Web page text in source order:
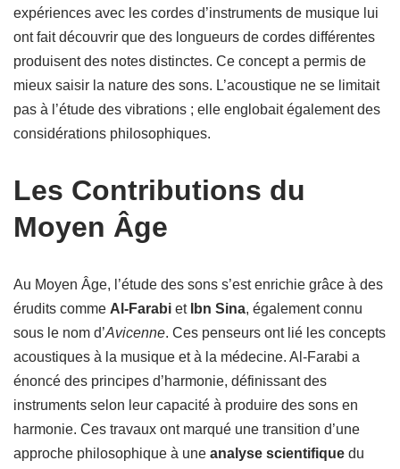
expériences avec les cordes d’instruments de musique lui
ont fait découvrir que des longueurs de cordes différentes
produisent des notes distinctes. Ce concept a permis de
mieux saisir la nature des sons. L’acoustique ne se limitait
pas à l’étude des vibrations ; elle englobait également des
considérations philosophiques.
Les Contributions du
Moyen Âge
Au Moyen Âge, l’étude des sons s’est enrichie grâce à des
érudits comme Al-Farabi et Ibn Sina, également connu
sous le nom d’Avicenne. Ces penseurs ont lié les concepts
acoustiques à la musique et à la médecine. Al-Farabi a
énoncé des principes d’harmonie, définissant des
instruments selon leur capacité à produire des sons en
harmonie. Ces travaux ont marqué une transition d’une
approche philosophique à une analyse scientifique du